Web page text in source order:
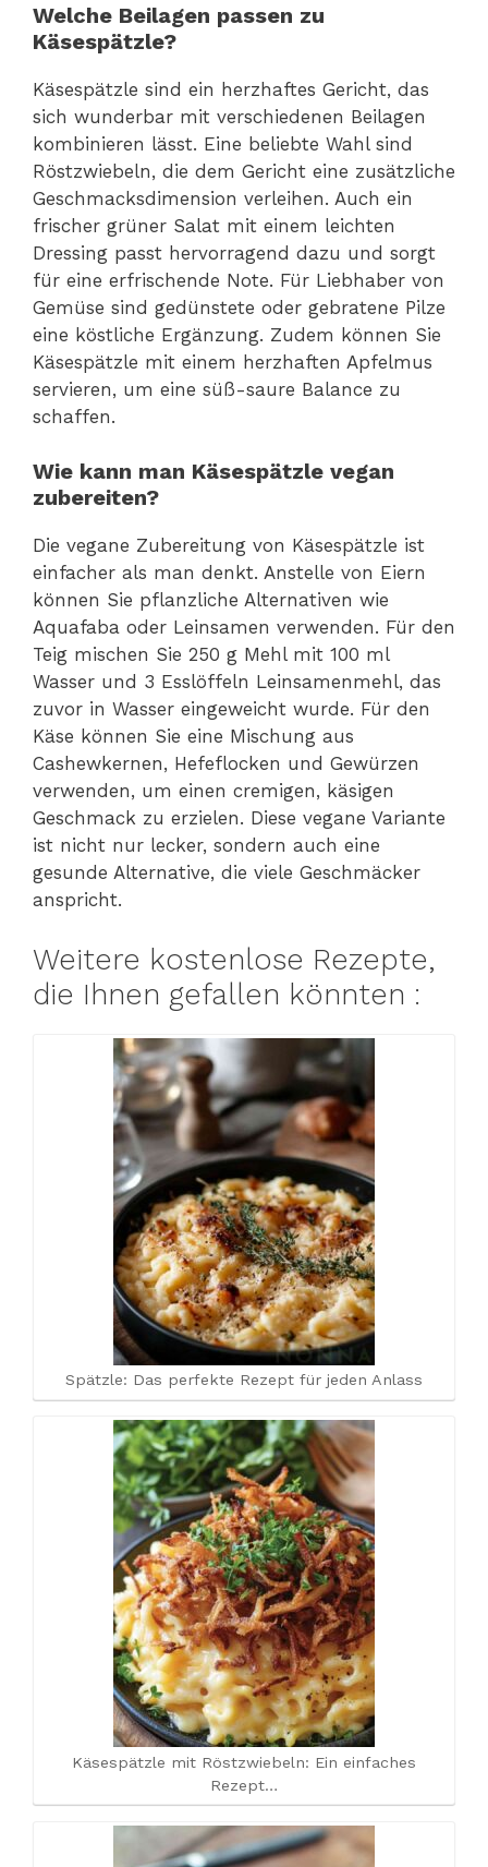
Welche Beilagen passen zu
Käsespätzle?
Käsespätzle sind ein herzhaftes Gericht, das
sich wunderbar mit verschiedenen Beilagen
kombinieren lässt. Eine beliebte Wahl sind
Röstzwiebeln, die dem Gericht eine zusätzliche
Geschmacksdimension verleihen. Auch ein
frischer grüner Salat mit einem leichten
Dressing passt hervorragend dazu und sorgt
für eine erfrischende Note. Für Liebhaber von
Gemüse sind gedünstete oder gebratene Pilze
eine köstliche Ergänzung. Zudem können Sie
Käsespätzle mit einem herzhaften Apfelmus
servieren, um eine süß-saure Balance zu
schaffen.
Wie kann man Käsespätzle vegan
zubereiten?
Die vegane Zubereitung von Käsespätzle ist
einfacher als man denkt. Anstelle von Eiern
können Sie pflanzliche Alternativen wie
Aquafaba oder Leinsamen verwenden. Für den
Teig mischen Sie 250 g Mehl mit 100 ml
Wasser und 3 Esslöffeln Leinsamenmehl, das
zuvor in Wasser eingeweicht wurde. Für den
Käse können Sie eine Mischung aus
Cashewkernen, Hefeflocken und Gewürzen
verwenden, um einen cremigen, käsigen
Geschmack zu erzielen. Diese vegane Variante
ist nicht nur lecker, sondern auch eine
gesunde Alternative, die viele Geschmäcker
anspricht.
Weitere kostenlose Rezepte,
die Ihnen gefallen könnten :
Spätzle: Das perfekte Rezept für jeden Anlass
Käsespätzle mit Röstzwiebeln: Ein einfaches
Rezept…